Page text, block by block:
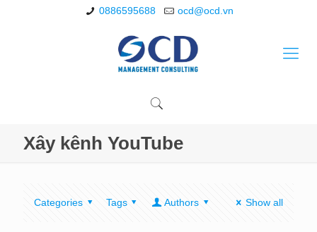
0886595688 ocd@ocd.vn
Xây kênh YouTube
Categories Tags Authors Show all